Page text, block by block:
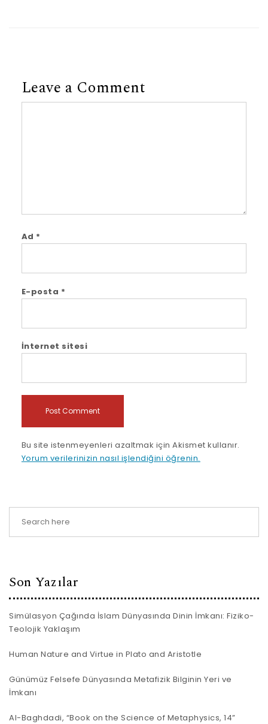
Leave a Comment
Ad *
E-posta *
İnternet sitesi
Bu site istenmeyenleri azaltmak için Akismet kullanır.
Yorum verilerinizin nasıl işlendiğini öğrenin.
Son Yazılar
Simülasyon Çağında İslam Dünyasında Dinin İmkanı: Fiziko-
Teolojik Yaklaşım
Human Nature and Virtue in Plato and Aristotle
Günümüz Felsefe Dünyasında Metafizik Bilginin Yeri ve
İmkanı
Al-Baghdadi, “Book on the Science of Metaphysics, 14”